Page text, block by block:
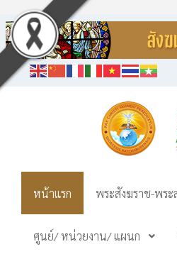
หน้าแรก พระสังฆราช-พระ
ศูนย์/ หน่วยงาน/ แผนก